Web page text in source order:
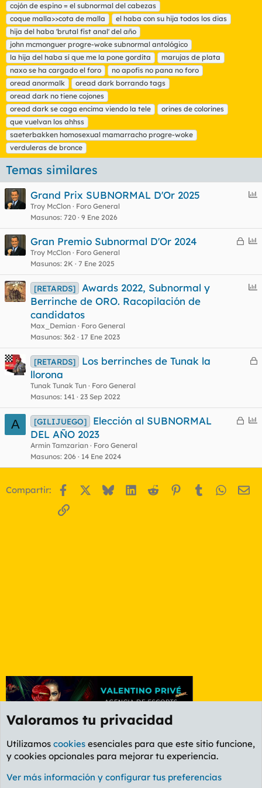
u
e
t
a
s
cojón de espino = el subnormal del cabezas
coque malla>>cota de malla
el haba con su hija todos los dias
hija del haba 'brutal fist anal' del año
john mcmonguer progre-woke subnormal antológico
la hija del haba sí que me la pone gordita
marujas de plata
naxo se ha cargado el foro
no apofis no pana no foro
oread anormalk
oread dark borrando tags
oread dark no tiene cojones
oread dark se caga encima viendo la tele
orines de colorines
que vuelvan los ahhss
saeterbakken homosexual mamarracho progre-woke
verduleras de bronce
Temas similares
E
u
e
Grand Prix SUBNORMAL D'Or 2025
Troy McClon
Foro General
Masunos 720 9 Ene 2026
C
r
a
E
u
e
Gran Premio Subnormal D'Or 2024
Troy McClon
Foro General
Masunos 2K 7 Ene 2025
E
s
t
[RETARDS]
Awards 2022, Subnormal y
Berrinche de ORO. Racopilación de
candidatos
Max_Demian
Foro General
Masunos 362 17 Ene 2023
C
a
d
[RETARDS]
Los berrinches de Tunak la
llorona
Tunak Tunak Tun
Foro General
Masunos 141 23 Sep 2022
A
C
a
o
E
e
[GILIJUEGO]
Elección al SUBNORMAL
DEL AÑO 2023
Armin Tamzarian
Foro General
Masunos 206 14 Ene 2024
Compartir: Facebook BlueskyLinkedIn
Reddit Pinterest
Tumblr
Enlace
Foro General
Cookies PL OLDSTYLE AMARILLO
Valoramos tu privacidad
Utilizamos cookies esenciales para que este sitio funcione,
y cookies opcionales para mejorar tu experiencia.
Ver más información y configurar tus preferencias